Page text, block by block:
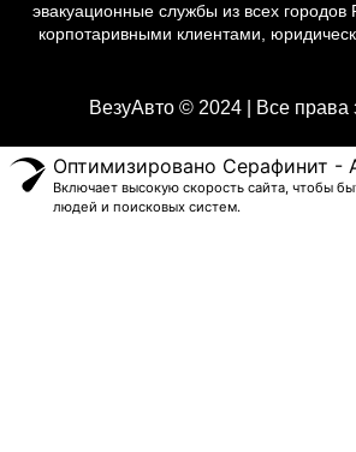
эвакуационные службы из всех городов
корпотаривными клиентами,
ВезуАвто © 2024 | Все
Оптимизировано Серафинит -
Включает высокую скорость сайта, чтобы
людей и поисковых систем.